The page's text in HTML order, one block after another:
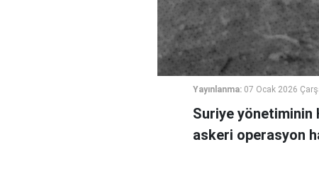
Yayınlanma: 07 Ocak 2026
Suriye yönetiminin
askeri operasyon